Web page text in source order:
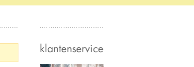
klantenservice